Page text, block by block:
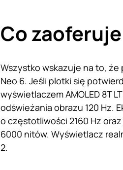
Co
Wszystko wskazuje na to,
Neo 6. Jeśli plotki się
wyświetlaczem AMOLED 8T
odświeżania obrazu 120 Hz.
o częstotliwości 2160 Hz
6000 nitów. Wyświetlacz
2.